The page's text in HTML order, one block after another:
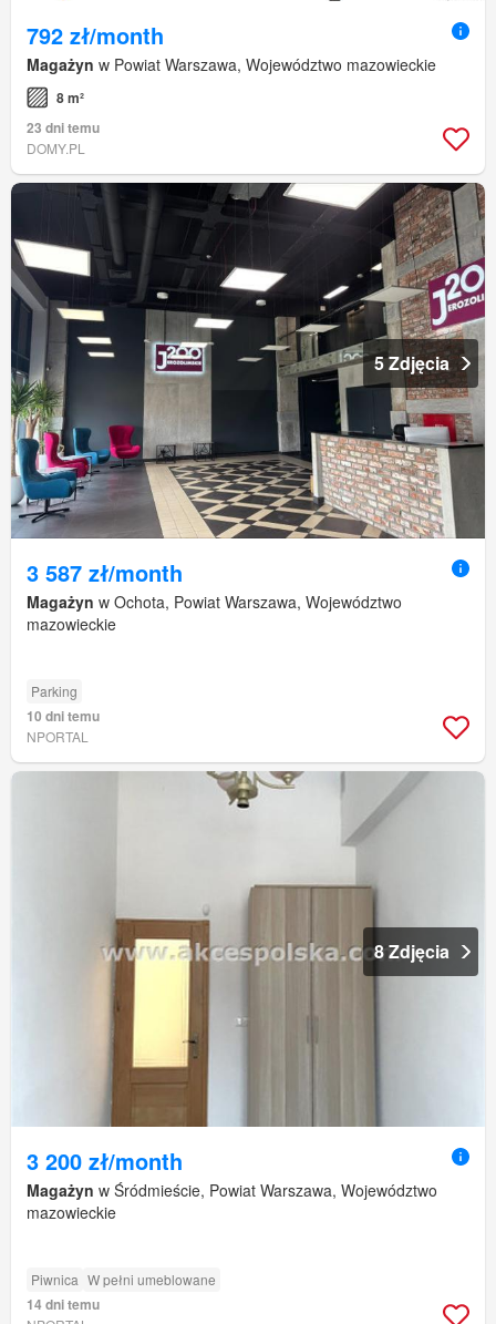
792 zł/month
Magażyn w Powiat Warszawa, Województwo mazowieckie
8 m²
23 dni temu
DOMY.PL
5 Zdjęcia
3 587 zł/month
Magażyn w Ochota, Powiat Warszawa, Województwo
mazowieckie
Parking
10 dni temu
NPORTAL
8 Zdjęcia
3 200 zł/month
Magażyn w Śródmieście, Powiat Warszawa, Województwo
mazowieckie
Piwnica W pełni umeblowane
14 dni temu